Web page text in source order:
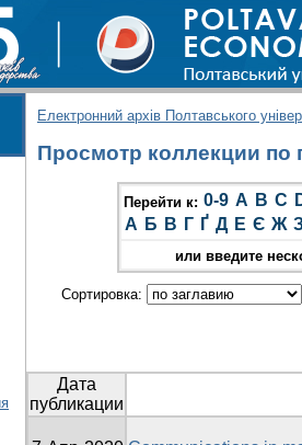
Електронний архів Полтавського
Просмотр коллекции по
Перейти к: 0-9 A B C
А Б В Г Ґ Д Е Є Ж
или введите
Сортировка:
Дата
публикации